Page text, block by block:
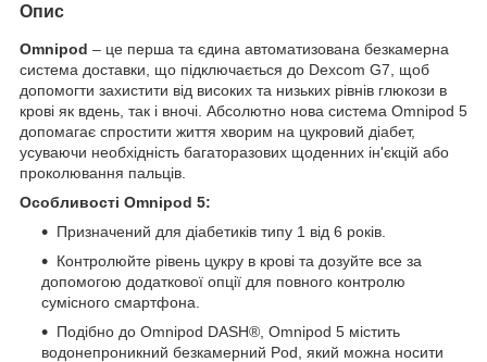
Опис
Omnipod – це перша та єдина автоматизована безкамерна
система доставки, що підключається до Dexcom G7, щоб
допомогти захистити від високих та низьких рівнів глюкози в
крові як вдень, так і вночі. Абсолютно нова система Omnipod 5
допомагає спростити життя хворим на цукровий діабет,
усуваючи необхідність багаторазових щоденних ін'єкцій або
проколювання пальців.
Особливості Omnipod 5:
Призначений для діабетиків типу 1 від 6 років.
Контролюйте рівень цукру в крові та дозуйте все за
допомогою додаткової опції для повного контролю
сумісного смартфона.
Подібно до Omnipod DASH®️, Omnipod 5 містить
водонепроникний безкамерний Pod, який можна носити